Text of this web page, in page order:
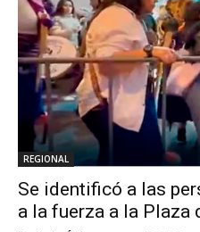
REGIONAL
Se identificó a las
a la fuerza a la Plaza